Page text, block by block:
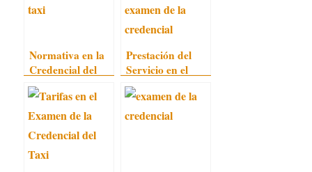
Normativa en la
Credencial del
Taxi
Prestación del
Servicio en el
Examen de la
Credencial